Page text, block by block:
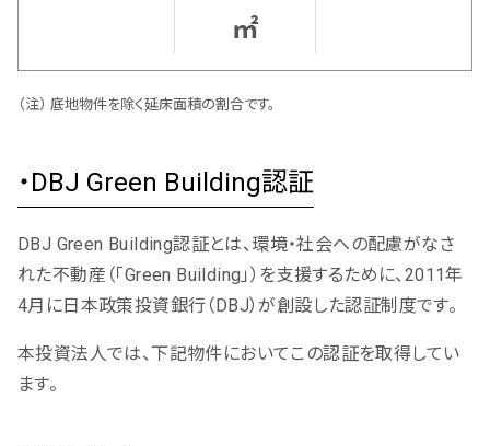
㎡
底地物件を除く延床面積の割合です。
・DBJ Green Building認証
DBJ Green Building認証とは、環境・社会への配慮がなさ
れた不動産（「Green Building」）を支援するために、2011年
4月に日本政策投資銀行（DBJ）が創設した認証制度です。
本投資法人では、下記物件においてこの認証を取得してい
ます。